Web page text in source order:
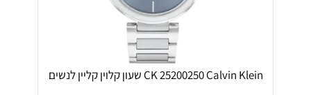
CK 25200250 Calvin Klein שעון קלוין קליין לנשים